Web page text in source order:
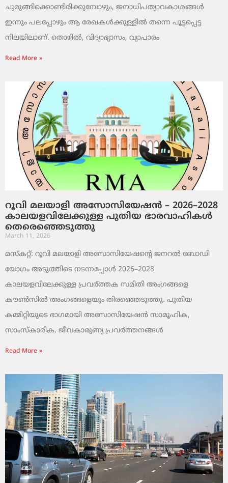
ചുരുങ്ങിക്കൊണ്ടിരിക്കുമ്പോഴും, ജനാധിപത്യാവകാശങ്ങൾ
ഇന്നും പലപ്പോഴും ആ രേഖകൾക്കുള്ളിൽ തന്നെ പൂട്ടപ്പെട്ട
നിലയിലാണ്. തൊഴിൽ, വിദ്യാഭ്യാസം, വ്യാപാരം
Read More »
റൂവി മലയാളി അസോസിയേഷൻ – 2026–2028
കാലയളവിലേക്കുള്ള പുതിയ ഭാരവാഹികൾ
തെരെഞ്ഞെടുത്തു
March 11, 2026
മസ്കറ്റ്: റൂവി മലയാളി അസോസിയേഷന്റെ ജനറൽ ബോഡി
യോഗം അടുത്തിടെ നടന്നപ്പോൾ 2026–2028
കാലയളവിലേക്കുള്ള പ്രവർത്തക സമിതി അംഗങ്ങളെ
കൗൺസിൽ അംഗങ്ങളെയും തിരഞ്ഞെടുത്തു. പുതിയ
കമ്മിറ്റിയുടെ ഭാഗമായി അസോസിയേഷൻ സാമൂഹിക,
സാംസ്‌കാരിക, ജീവകാരുണ്യ പ്രവർത്തനങ്ങൾ
Read More »